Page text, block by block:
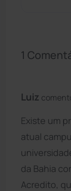
1
Luiz
Existe um
atual
da Bahia
Acredito,